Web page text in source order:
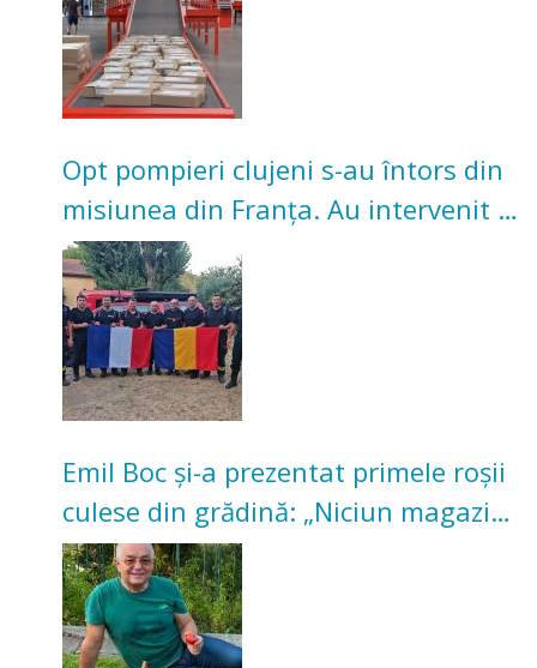
Opt pompieri clujeni s-au întors din
misiunea din Franța. Au intervenit la
incendii de vegetație și pădure
Emil Boc și-a prezentat primele roșii
culese din grădină: „Niciun magazin
nu poate oferi această satisfacție”